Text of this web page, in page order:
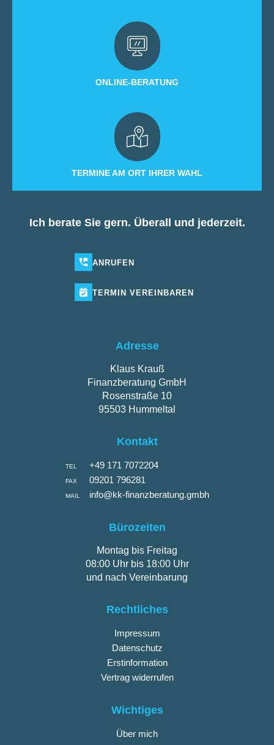
ONLINE-BERATUNG
TERMINE AM ORT IHRER WAHL
Ich berate Sie gern. Überall und jederzeit.
ANRUFEN
TERMIN VEREINBAREN
Adresse
Klaus Krauß
Finanzberatung GmbH
Rosenstraße 10
95503 Hummeltal
Kontakt
TEL +49 171 7072204
FAX 09201 796281
MAIL info@kk-finanzberatung.gmbh
Bürozeiten
Montag bis Freitag
08:00 Uhr bis 18:00 Uhr
und nach Vereinbarung
Rechtliches
Impressum
Datenschutz
Erstinformation
Vertrag widerrufen
Wichtiges
Über mich